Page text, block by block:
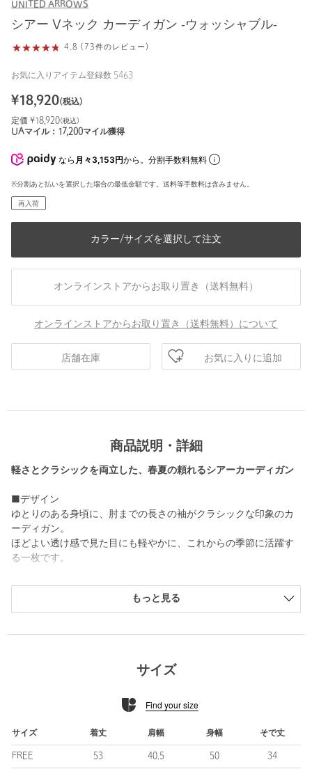
UNITED ARROWS
シアー Vネック カーディガン ‐ウォッシャブル‐
4.8 (73件のレビュー)
お気に入りアイテム登録数 5463
¥18,920(税込)
定価 ¥18,920(税込)
UAマイル： 17,200マイル獲得
なら 月々3,153円から。分割手数料無料
※分割あと払いを選択した場合の最低金額です。送料等手数料は含みません。
再入荷
カラー/サイズを選択して注文
オンラインストアからお取り置き（送料無料）
オンラインストアからお取り置き（送料無料）について
店舗在庫 お気に入りに追加
商品説明・詳細
軽さとクラシックを両立した、春夏の頼れるシアーカーディガン
■デザイン
ゆとりのある身頃に、肘までの長さの袖がクラシックな印象のカ
ーディガン。
ほどよい透け感で見た目にも軽やかに、これからの季節に活躍す
る一枚です。
■素材
麻ブレンドの細い糸を使用した、シアーで清涼感のあるタッチが
ハリがあり肌に張り付きにくい繊細な素材です。
一枚で着ても軽やかに決まり、ノースリーブTシャツの羽織りとし
裏地：なし
透け感：あり
もっと見る
サイズ
Find your size
サイズ 着丈 肩幅 身幅 そで丈
FREE 53 40.5 50 34